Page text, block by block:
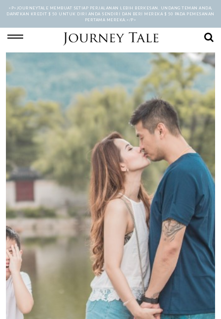
<P>JOURNEYTALE MEMBUAT SETIAP PERJALANAN LEBIH BERKESAN. UNDANG TEMAN ANDA,
DAPATKAN KREDIT $ 50 UNTUK DIRI ANDA SENDIRI DAN BERI MEREKA $ 50 PADA PEMESANAN
PERTAMA MEREKA.</P>